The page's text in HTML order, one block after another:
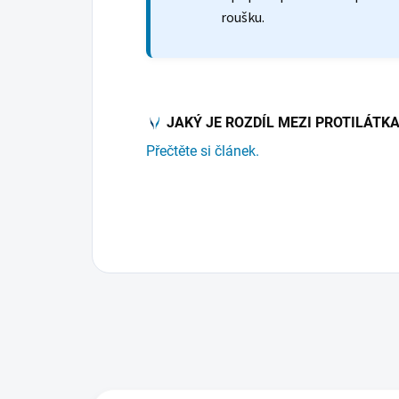
roušku.
JAKÝ JE ROZDÍL MEZI
Přečtěte si článek.